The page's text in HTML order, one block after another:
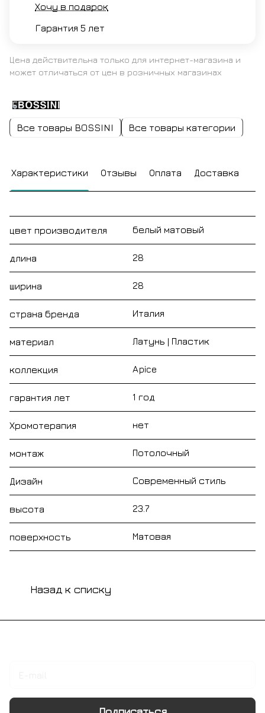
Хочу в подарок
Гарантия 5 лет
Цена действительна только для интернет-магазина и
может отличаться от цен в розничных магазинах
Все товары BOSSINI Все товары категории
Характеристики Отзывы Оплата Доставка
цвет производителя белый матовый
длина 28
ширина 28
страна бренда Италия
материал Латунь | Пластик
коллекция Apice
гарантия лет 1 год
Хромотерапия нет
монтаж Потолочный
Дизайн Современный стиль
высота 23.7
поверхность Матовая
Назад к списку